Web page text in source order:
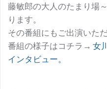
藤敏郎の大人のたまり場
ります。
その番組にもご出演いた
番組の様子はコチラ→ 女
インタビュー。